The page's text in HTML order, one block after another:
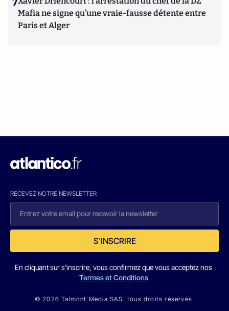
Mafia ne signe qu’une vraie-fausse détente entre
Paris et Alger
RECEVEZ NOTRE NEWSLETTER
S'INSCRIRE
En cliquant sur s'inscrire, vous confirmez que vous acceptez nos
Termes et Conditions
© 2026 Talmont Media SAS. tous droits réservés.